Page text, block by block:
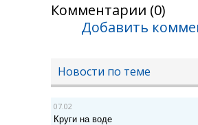
Комментарии (0)
Добавить
Новости по теме
07.02
Круги на воде